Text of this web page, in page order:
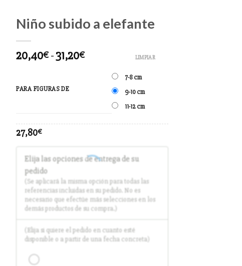
Niño subido a elefante
20,40€ -31,20€
PARA FIGURAS DE
7-8 cm
9-10 cm
11-12 cm
LIMPIAR
27,80€
Elija las opciones de entrega de su
pedido
(Se aplicará la misma opción para todas las
referencias incluidas en su pedido. No es
necesario que efectúe más selecciones en los
demás productos de su compra.)
(Elija si quiere el pedido en cuanto esté
disponible o a partir de una fecha concreta)